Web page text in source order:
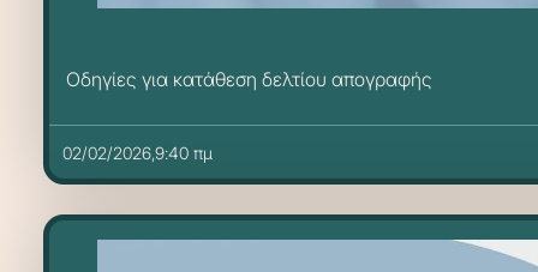
Οδηγίες για κατάθεση δελτίου απογραφής
02/02/2026,9:40 πμ